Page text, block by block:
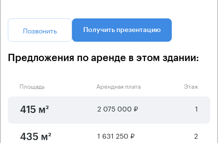
Позвонить Получить презентацию
Предложения по аренде в этом здании:
Площадь Арендная плата Этаж
415 м² 2 075 000 ₽ 1
435 м² 1 631 250 ₽ 2